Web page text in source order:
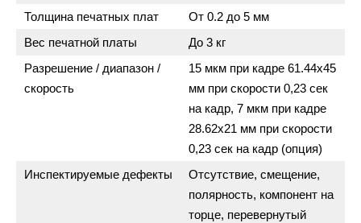
Толщина печатных плат
От 0.2 до 5 мм
Вес печатной платы
До 3 кг
Разрешение / диапазон /
скорость
15 мкм при кадре 61.44х45
мм при скорости 0,23 сек
на кадр, 7 мкм при кадре
28.62х21 мм при скорости
0,23 сек на кадр (опция)
Инспектируемые дефекты
Отсутствие, смещение,
полярность, компонент на
торце, перевернутый